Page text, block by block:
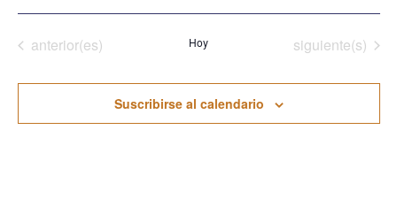
Eventos
anterior(es) Hoy Eventos
siguiente(s)
Suscribirse al calendario